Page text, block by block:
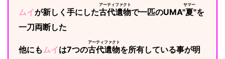
ムイが新しく手にした古代遺物
アーティファクト
で一匹のUMA"夏
サマー
"を
一刀両断した
他にもムイは7つの古代遺物
アーティファクト
を所有している事が明